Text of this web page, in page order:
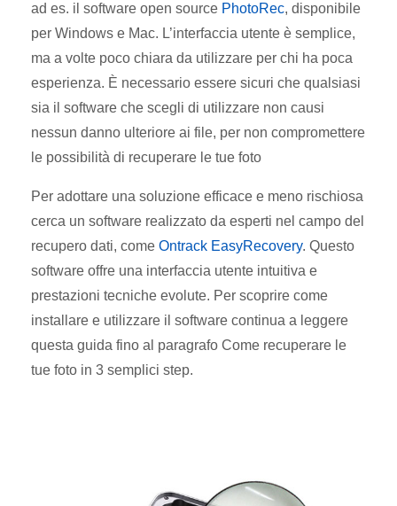
ad es. il software open source PhotoRec, disponibile
per Windows e Mac. L’interfaccia utente è semplice,
ma a volte poco chiara da utilizzare per chi ha poca
esperienza. È necessario essere sicuri che qualsiasi
sia il software che scegli di utilizzare non causi
nessun danno ulteriore ai file, per non compromettere
le possibilità di recuperare le tue foto
Per adottare una soluzione efficace e meno rischiosa
cerca un software realizzato da esperti nel campo del
recupero dati, come Ontrack EasyRecovery. Questo
software offre una interfaccia utente intuitiva e
prestazioni tecniche evolute. Per scoprire come
installare e utilizzare il software continua a leggere
questa guida fino al paragrafo Come recuperare le
tue foto in 3 semplici step.